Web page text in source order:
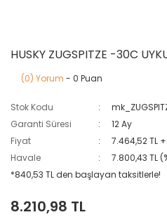
HUSKY ZUGSPITZE -30C
(0) Yorum - 0 Puan
Stok Kodu
Garanti Süresi
12 Ay
Fiyat
7.464,52 TL +
Havale
7.800,43 TL
*840,53 TL den başlayan taksitlerle!
8.210,98 TL